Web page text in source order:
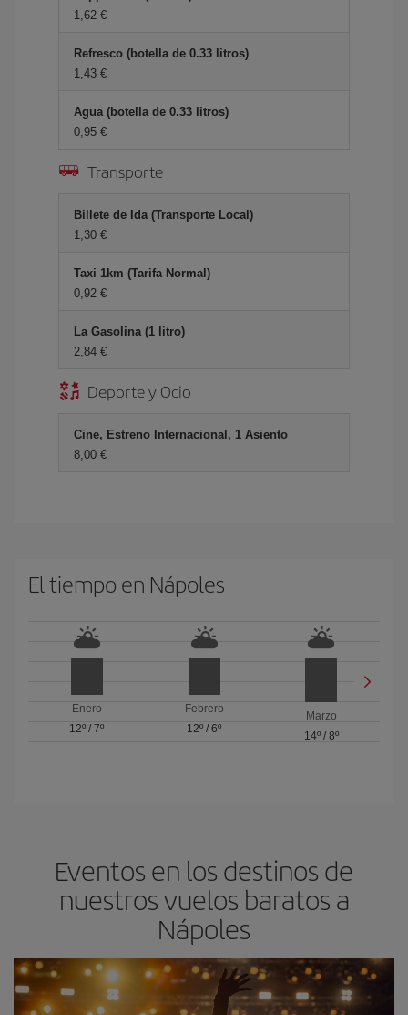
1,62 €
Refresco (botella de 0.33 litros)
1,43 €
Agua (botella de 0.33 litros)
0,95 €
Transporte
Billete de Ida (Transporte Local)
1,30 €
Taxi 1km (Tarifa Normal)
0,92 €
La Gasolina (1 litro)
2,84 €
Deporte y Ocio
Cine, Estreno Internacional, 1 Asiento
8,00 €
El tiempo en Nápoles
Enero
12º /7º
Febrero
12º / 6º
Marzo
14º/ 8º
Eventos en los destinos de
nuestros vuelos baratos a
Nápoles